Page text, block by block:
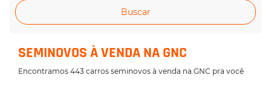
Buscar
SEMINOVOS À VENDA NA GNC
Encontramos 443 carros seminovos à venda na GNC pra você